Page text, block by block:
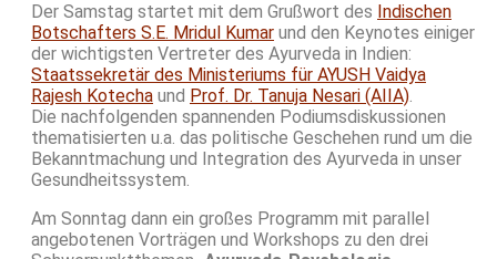
Der Samstag startet mit dem Grußwort des Indischen
Botschafters S.E. Mridul Kumar und den Keynotes einiger
der wichtigsten Vertreter des Ayurveda in Indien:
Staatssekretär des Ministeriums für AYUSH Vaidya
Rajesh Kotecha und Prof. Dr. Tanuja Nesari (AIIA).
Die nachfolgenden spannenden Podiumsdiskussionen
thematisierten u.a. das politische Geschehen rund um die
Bekanntmachung und Integration des Ayurveda in unser
Gesundheitssystem.
Am Sonntag dann ein großes Programm mit parallel
angebotenen Vorträgen und Workshops zu den drei